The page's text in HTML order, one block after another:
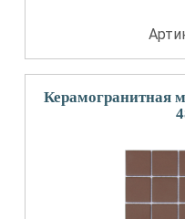
Керамогранитная